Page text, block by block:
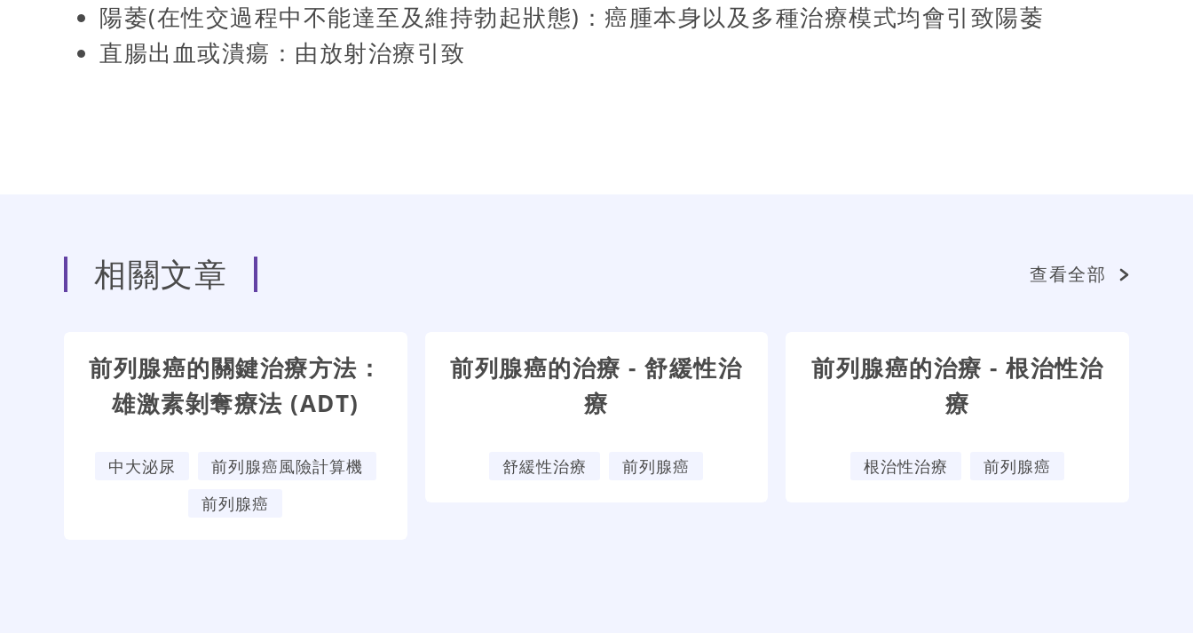
陽萎(在性交過程中不能達至及維持勃起狀態)：癌腫本身以及多種治療模式均會引致陽萎
直腸出血或潰瘍：由放射治療引致
相關文章 查看全部
前列腺癌的關鍵治療方法：
雄激素剝奪療法 (ADT)
中大泌尿
前列腺癌風險計算機
前列腺癌
前列腺癌的治療 - 舒緩性治
療
舒緩性治療 前列腺癌
前列腺癌的治療 - 根治性治
療
根治性治療 前列腺癌